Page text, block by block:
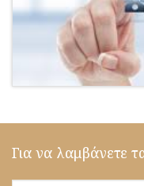
Για να λαμβάνετε